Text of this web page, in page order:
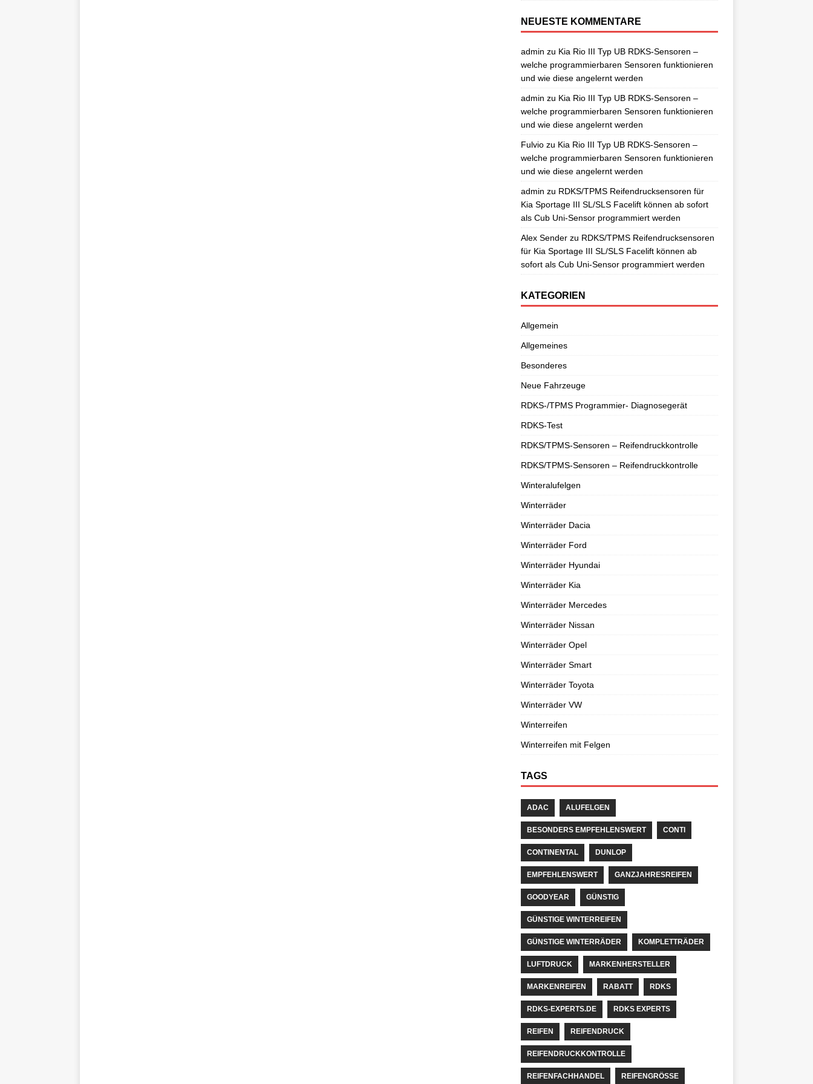
NEUESTE KOMMENTARE
admin zu Kia Rio III Typ UB RDKS-Sensoren –
welche programmierbaren Sensoren funktionieren
und wie diese angelernt werden
admin zu Kia Rio III Typ UB RDKS-Sensoren –
welche programmierbaren Sensoren funktionieren
und wie diese angelernt werden
Fulviozu Kia Rio III Typ UB RDKS-Sensoren –
welche programmierbaren Sensoren funktionieren
und wie diese angelernt werden
admin zu RDKS/TPMS Reifendrucksensoren für
Kia Sportage III SL/SLS Facelift können ab sofort
als Cub Uni-Sensor programmiert werden
Alex Senderzu RDKS/TPMS Reifendrucksensoren
für Kia Sportage III SL/SLS Facelift können ab
sofort als Cub Uni-Sensor programmiert werden
KATEGORIEN
Allgemein
Allgemeines
Besonderes
Neue Fahrzeuge
RDKS-/TPMS Programmier- Diagnosegerät
RDKS-Test
RDKS/TPMS-Sensoren – Reifendruckkontrolle
RDKS/TPMS-Sensoren – Reifendruckkontrolle
Winteralufelgen
Winterräder
Winterräder Dacia
Winterräder Ford
Winterräder Hyundai
Winterräder Kia
Winterräder Mercedes
Winterräder Nissan
Winterräder Opel
Winterräder Smart
Winterräder Toyota
Winterräder VW
Winterreifen
Winterreifen mit Felgen
TAGS
ADAC ALUFELGEN
BESONDERS EMPFEHLENSWERT CONTI
CONTINENTAL DUNLOP
EMPFEHLENSWERT GANZJAHRESREIFEN
GOODYEAR GÜNSTIG
GÜNSTIGE WINTERREIFEN
GÜNSTIGE WINTERRÄDER KOMPLETTRÄDER
LUFTDRUCK MARKENHERSTELLER
MARKENREIFEN RABATT RDKS
RDKS-EXPERTS.DE RDKS EXPERTS
REIFEN REIFENDRUCK
REIFENDRUCKKONTROLLE
REIFENFACHHANDEL REIFENGRÖSSE